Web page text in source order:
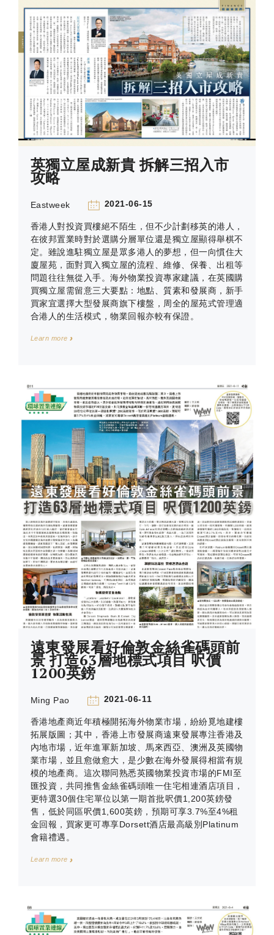
英獨立屋成新貴 拆解三招入市
攻略
Eastweek 2021-06-15
香港人對投資買樓絕不陌生，但不少計劃移英的港人，
在彼邦置業時對於選購分層單位還是獨立屋顯得舉棋不
定。雖說進駐獨立屋是眾多港人的夢想，但一向慣住大
廈屋苑，面對買入獨立屋的流程、維修、保養、出租等
問題往往無從入手。海外物業投資專家建議，在英國購
買獨立屋需留意三大要點：地點、質素和發展商，新手
買家宜選擇大型發展商旗下樓盤，周全的屋苑式管理適
合港人的生活模式，物業回報亦較有保證。
Learn more
遠東發展看好倫敦金絲雀碼頭前
景 打造63層地標式項目 呎價
1200英鎊
Ming Pao 2021-06-11
香港地產商近年積極開拓海外物業市場，紛紛覓地建樓
拓展版圖；其中，香港上市發展商遠東發展專注香港及
內地市場，近年進軍新加坡、馬來西亞、澳洲及英國物
業市場，並且愈做愈大，是少數在海外發展得相當有規
模的地產商。這次聯同熟悉英國物業投資市場的FMI至
匯投資，共同推售金絲雀碼頭唯一住宅相連酒店項目，
更特選30個住宅單位以第一期首批呎價1,200英鎊發
售，低於同區呎價1,600英鎊，預期可享3.7%至4%租
金回報，買家更可專享Dorsett酒店最高級別Platinum
會籍禮遇。
Learn more